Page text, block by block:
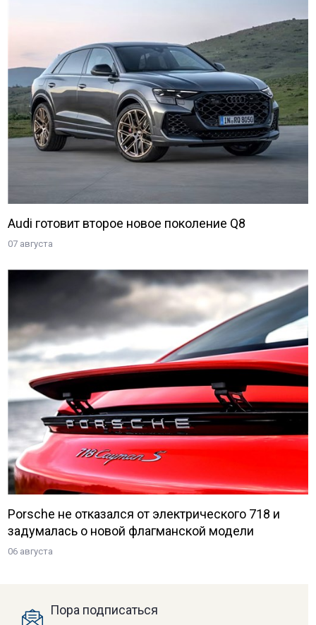
Audi готовит второе новое поколение Q8
07 августа
Porsche не отказался от электрического 718 и
задумалась о новой флагманской модели
06 августа
Пора подписаться